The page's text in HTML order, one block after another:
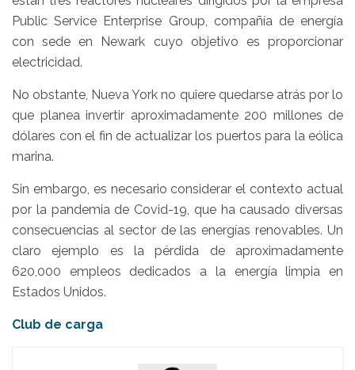
Public Service Enterprise Group, compañía de energía
con sede en Newark cuyo objetivo es proporcionar
electricidad.
No obstante, Nueva York no quiere quedarse atrás por lo
que planea invertir aproximadamente 200 millones de
dólares con el fin de actualizar los puertos para la eólica
marina.
Sin embargo, es necesario considerar el contexto actual
por la pandemia de Covid-19, que ha causado diversas
consecuencias al sector de las energías renovables. Un
claro ejemplo es la pérdida de aproximadamente
620,000 empleos dedicados a la energía limpia en
Estados Unidos.
Club de carga